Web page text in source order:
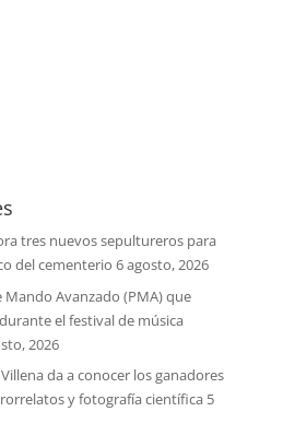
tres nuevos sepultureros para
del cementerio 6 agosto, 2026
Avanzado (PMA) que
el festival de música
2026
da a conocer los ganadores
y fotografía científica 5